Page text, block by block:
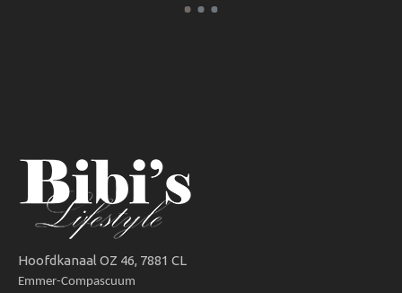
Hoofdkanaal OZ 46, 7881 CL
Emmer-Compascuum